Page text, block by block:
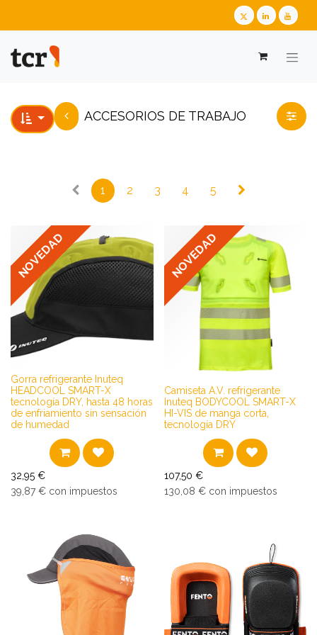
​​​​​​​​​​​​​​ACCESORIOS DE TRABAJO
1 2 3 4 5
NOVEDAD
Gorra refrigerante Inuteq
HEADCOOL SMART-X
tecnología DRY, hasta 48 horas
de enfriamiento sin sensación
de humedad
32,95 €
39,87 € con impuestos
NOVEDAD
Camiseta A.V. refrigerante
Inuteq BODYCOOL SMART-X
HI-VIS de manga corta,
tecnología DRY
107,50 €
130,08 € con impuestos